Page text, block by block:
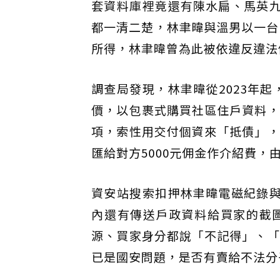
套資料庫裡竟還有陳水扁、馬英
都一清二楚，林聿暐與溫男以一
所得，林聿暐曾為此被依違反違
調查局發現，林聿暐從2023年
價，以包裹式購買社區住戶資料
項，索性用交付個資來「抵債」
匯給對方5000元佣金作介紹費，
資安站搜索扣押林聿暐電磁紀錄
內還有傳送戶政資料給買家的截
源、買家身分都說「不記得」、
已是國安問題，是否有賣給不法